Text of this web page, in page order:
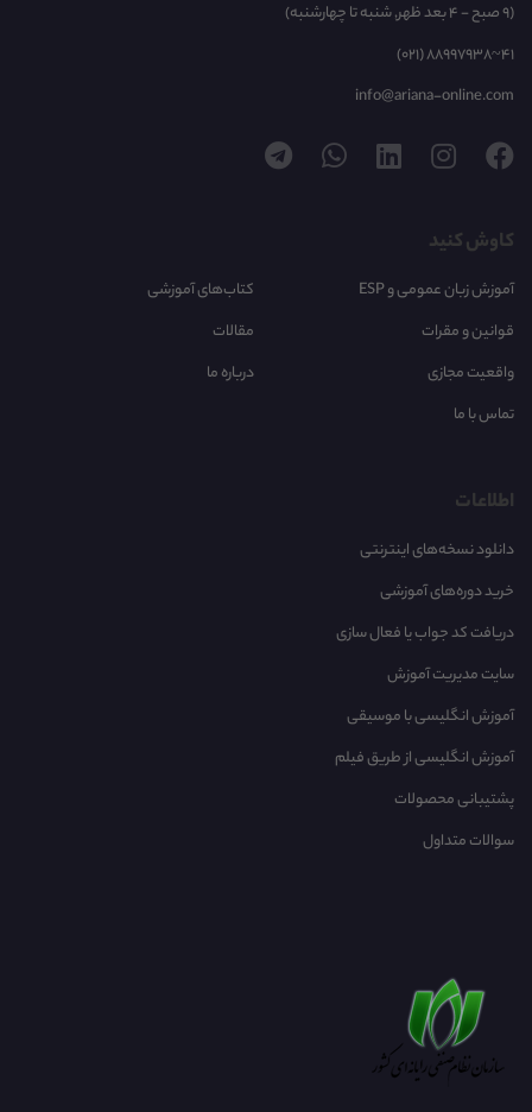
(9 صبح - 4 بعد ظهر, شنبه تا چهارشنبه)
(021) 88997938~41
info@ariana-online.com
کاوش کنید
آموزش زبان عمومی و ESP
کتاب‌های آموزشی
قوانین و مقرات
مقالات
واقعیت مجازی
درباره ما
تماس با ما
اطلاعات
دانلود نسخه‌های اینترنتی
خرید دوره‌های آموزشی
دریافت کد جواب یا فعال سازی
سایت مدیریت آموزش
آموزش انگلیسی با موسیقی‌
آموزش انگلیسی از طریق فیلم
پشتیبانی محصولات
سوالات متداول